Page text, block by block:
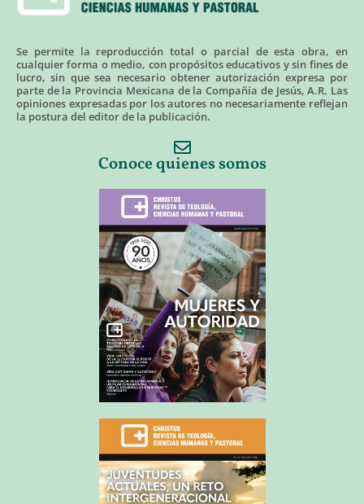
Se permite la reproducción total o parcial de esta obra, en
cualquier forma o medio, con propósitos educativos y sin fines de
lucro, sin que sea necesario obtener autorización expresa por
parte de la Provincia Mexicana de la Compañía de Jesús, A.R. Las
opiniones expresadas por los autores no necesariamente reflejan
la postura del editor de la publicación.
Conoce quienes somos